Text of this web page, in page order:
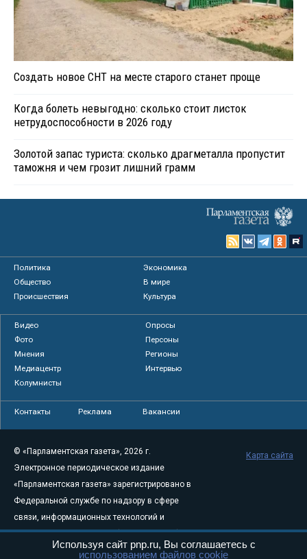
Создать новое СНТ на месте старого станет проще
Когда болеть невыгодно: сколько стоит листок
нетрудоспособности в 2026 году
Золотой запас туриста: сколько драгметалла пропустит
таможня и чем грозит лишний грамм
Политика
Экономика
Общество
В мире
Происшествия
Культура
Видео
Опросы
Фото
Персоны
Мнения
Регионы
Медиацентр
Интервью
Колумнисты
Контакты Реклама Вакансии
© «Парламентская газета», 2026 г.
Электронное периодическое издание
«Парламентская газета» зарегистрировано в
Федеральной службе по надзору в сфере
связи, информационных технологий и
массовых коммуникаций (Роскомнадзор) 05
августа 2011 года. 18+
Карта сайта
Используя сайт pnp.ru, Вы соглашаетесь с
использованием файлов cookie